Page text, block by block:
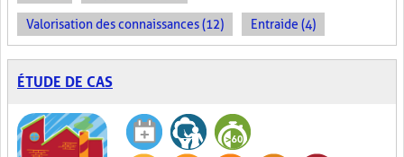
Valorisation des connaissances (12) Entraide (4)
ÉTUDE DE CAS